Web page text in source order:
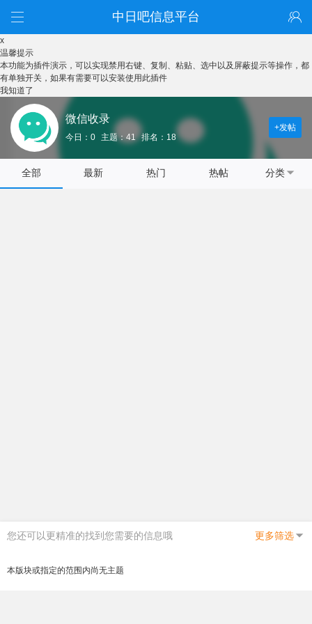
中日吧信息平台
x
温馨提示
本功能为插件演示，可以实现禁用右键、复制、粘贴、选中以及屏蔽提示等操作，都
有单独开关，如果有需要可以安装使用此插件
我知道了
微信收录
今日：0 主题：41 排名：18
+发帖
全部 最新 热门 热帖 分类
您还可以更精准的找到您需要的信息哦 更多筛选
本版块或指定的范围内尚无主题